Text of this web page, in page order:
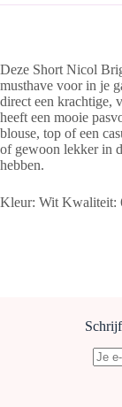
Deze Short Nicol
musthave voor in je
direct een krachtige,
heeft een mooie
blouse, top of een
of gewoon lekker in
hebben.
Kleur: Wit Kwaliteit: